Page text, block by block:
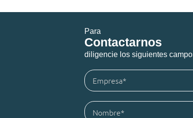
Para
Contactarnos
diligencie los siguientes